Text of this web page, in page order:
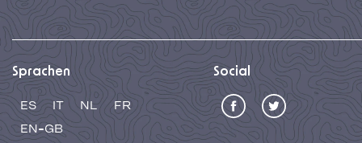
Sprachen
ES IT NL
FR
EN-GB
Social